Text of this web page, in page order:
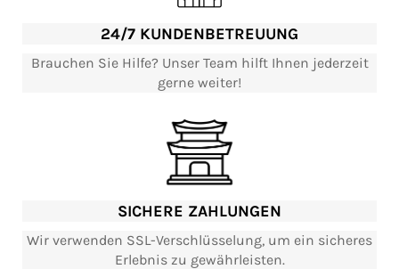
24/7 KUNDENBETREUUNG
Brauchen Sie Hilfe? Unser Team hilft Ihnen jederzeit
gerne weiter!
SICHERE ZAHLUNGEN
Wir verwenden SSL-Verschlüsselung, um ein sicheres
Erlebnis zu gewährleisten.